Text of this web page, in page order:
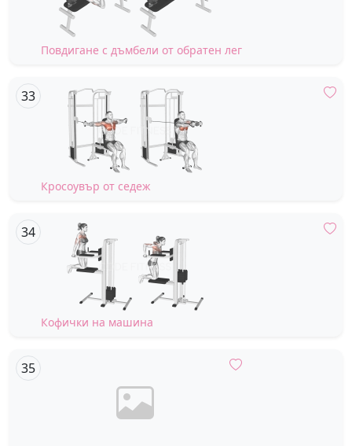
Повдигане с дъмбели от обратен лег
Кросоувър от седеж
Кофички на машина